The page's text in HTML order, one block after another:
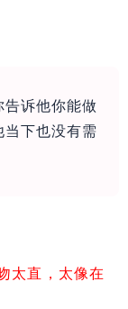
诉他你能做
下也没有需
太直，太像在